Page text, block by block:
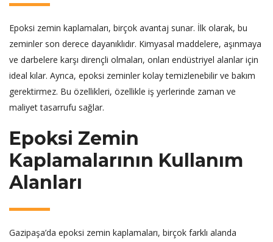
Epoksi zemin kaplamaları, birçok avantaj sunar. İlk olarak, bu
zeminler son derece dayanıklıdır. Kimyasal maddelere, aşınmaya
ve darbelere karşı dirençli olmaları, onları endüstriyel alanlar için
ideal kılar. Ayrıca, epoksi zeminler kolay temizlenebilir ve bakım
gerektirmez. Bu özellikleri, özellikle iş yerlerinde zaman ve
maliyet tasarrufu sağlar.
Epoksi Zemin
Kaplamalarının Kullanım
Alanları
Gazipaşa’da epoksi zemin kaplamaları, birçok farklı alanda